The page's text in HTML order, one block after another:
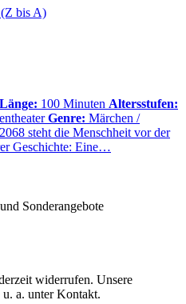
bis A)
Länge: 100 Minuten Altersstufen:
Genre: Märchen /
steht die Menschheit vor der
Geschichte: Eine…
Sonderangebote
widerrufen. Unsere
a. unter Kontakt.